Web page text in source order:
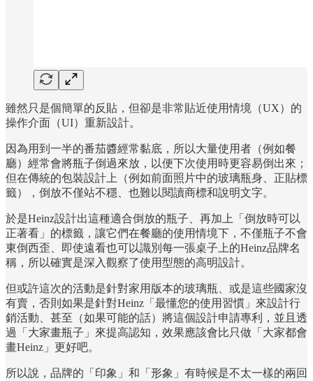
雖然只是個簡單的反貼，但卻是非常貼近使用情境（UX）的
操作介面（UI）重新設計。
因為用到一半的番茄醬經常黏底，所以大量使用者（例如餐
廳）經常會將瓶子倒過來放，以便下次使用時更容易倒出來；
但在傳統的包裝設計上（例如前面照片中的玻璃瓶身、正貼標
籤），倒放不僅站不穩、也難以閱讀商標和說明文字。
於是Heinz設計出這種適合倒放的瓶子、再加上「倒放時可以
正著看」的標籤，讓它們在餐廳的使用情境下，不僅瓶子不會
東倒西歪、即使遠看也可以識別每一張桌子上的Heinz品牌名
稱，所以確實是深入觀察了使用型態的高明設計。
但或許這次的活動是針對家用版本的玻璃瓶、或是這些國家沒
有賣，否則如果是針對Heinz「最懂您的使用習慣」來設計行
銷活動、甚至（如果可能的話）將這個設計申請專利，並且透
過「大家畫瓶子」來提高認知，效果應該會比只做「大家都會
畫Heinz」更好吧。
所以說，品牌的「印象」和「形象」有時候是不太一樣的兩回